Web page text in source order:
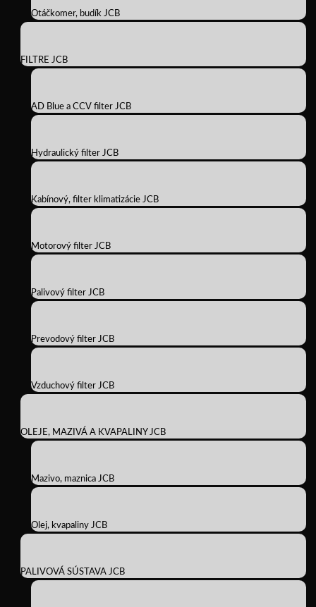
Otáčkomer, budík JCB
FILTRE JCB
AD Blue a CCV filter JCB
Hydraulický filter JCB
Kabínový, filter klimatizácie JCB
Motorový filter JCB
Palivový filter JCB
Prevodový filter JCB
Vzduchový filter JCB
OLEJE, MAZIVÁ A KVAPALINY JCB
Mazivo, maznica JCB
Olej, kvapaliny JCB
PALIVOVÁ SÚSTAVA JCB